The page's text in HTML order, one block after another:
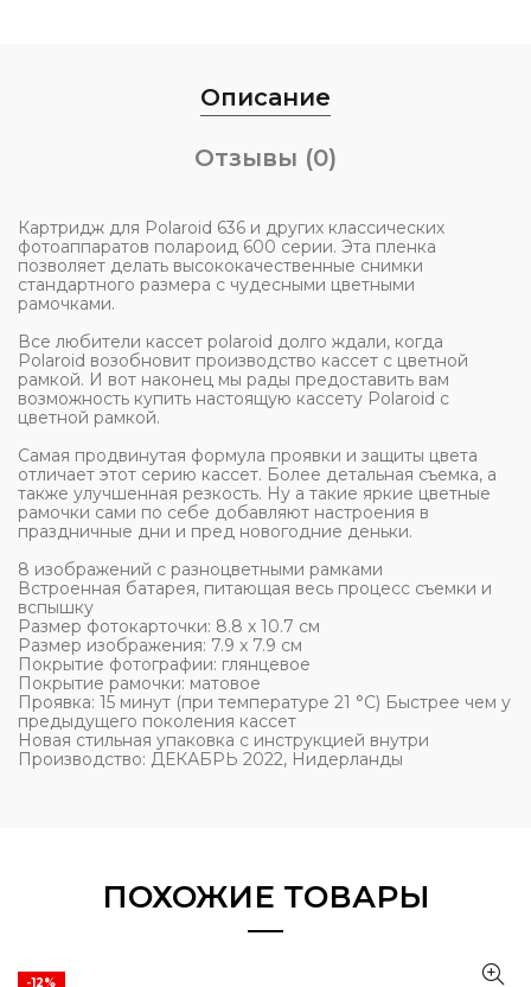
Описание
Отзывы (0)
Картридж для Polaroid 636 и других классических
фотоаппаратов полароид 600 серии. Эта пленка
позволяет делать высококачественные снимки
стандартного размера с чудесными цветными
рамочками.
Все любители кассет polaroid долго ждали, когда
Polaroid возобновит производство кассет с цветной
рамкой. И вот наконец мы рады предоставить вам
возможность купить настоящую кассету Polaroid с
цветной рамкой.
Самая продвинутая формула проявки и защиты цвета
отличает этот серию кассет. Более детальная съемка, а
также улучшенная резкость. Ну а такие яркие цветные
рамочки сами по себе добавляют настроения в
праздничные дни и пред новогодние деньки.
8 изображений с разноцветными рамками
Встроенная батарея, питающая весь процесс съемки и
вспышку
Размер фотокарточки: 8.8 x 10.7 см
Размер изображения: 7.9 x 7.9 см
Покрытие фотографии: глянцевое
Покрытие рамочки: матовое
Проявка: 15 минут (при температуре 21 °C) Быстрее чем у
предыдущего поколения кассет
Новая стильная упаковка с инструкцией внутри
Производство: ДЕКАБРЬ 2022, Нидерланды
ПОХОЖИЕ ТОВАРЫ
-12%